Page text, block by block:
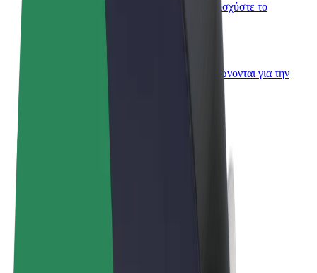
Προσθέστε το στόλο σας στο Bolt και ενισχύστε το
Προϊόντα και υπηρεσίες Bolt που κλιμακώνονται για την